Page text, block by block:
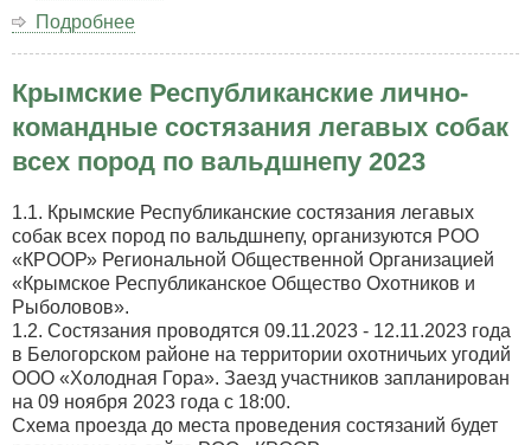
Подробнее
на
первенство
Региональной
организации
«Крымское
Республиканское
общество
и
рыболовов»
по
охотничьему
автомобильному
Крымские Республиканские лично-
командные состязания легавых собак
всех пород по вальдшнепу 2023
1.1. Крымские Республиканские состязания легавых
собак всех пород по вальдшнепу, организуются РОО
«КРООР» Региональной Общественной Организацией
«Крымское Республиканское Общество Охотников и
Рыболовов».
1.2. Состязания проводятся 09.11.2023 - 12.11.2023 года
в Белогорском районе на территории охотничьих угодий
ООО «Холодная Гора». Заезд участников запланирован
на 09 ноября 2023 года с 18:00.
Схема проезда до места проведения состязаний будет